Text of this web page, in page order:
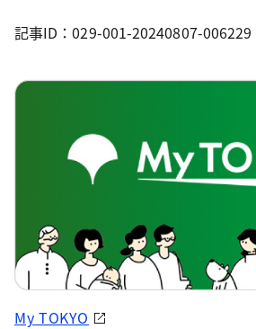
記事ID：029-001-20240807-006229
My TOKYO